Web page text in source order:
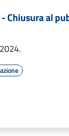
Chiusura al